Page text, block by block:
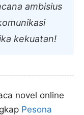
ambisius
kekuatan!
novel online
Pesona